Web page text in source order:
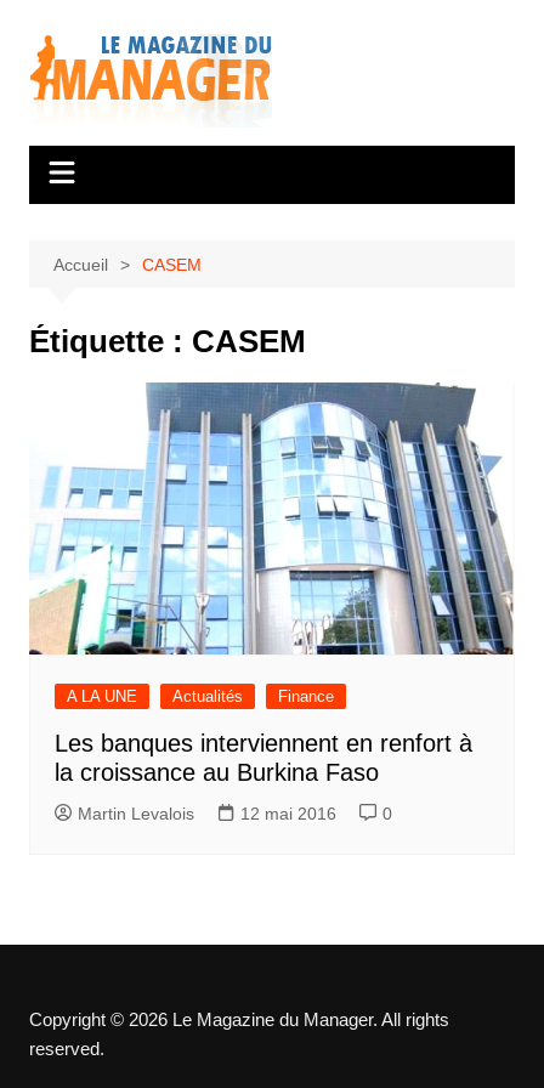
contenu
Accueil CASEM
Étiquette : CASEM
A LA UNE Actualités Finance
Les banques interviennent en renfort à
la croissance au Burkina Faso
Martin Levalois 12 mai 2016 0
Copyright © 2026 Le Magazine du Manager. All rights
reserved.